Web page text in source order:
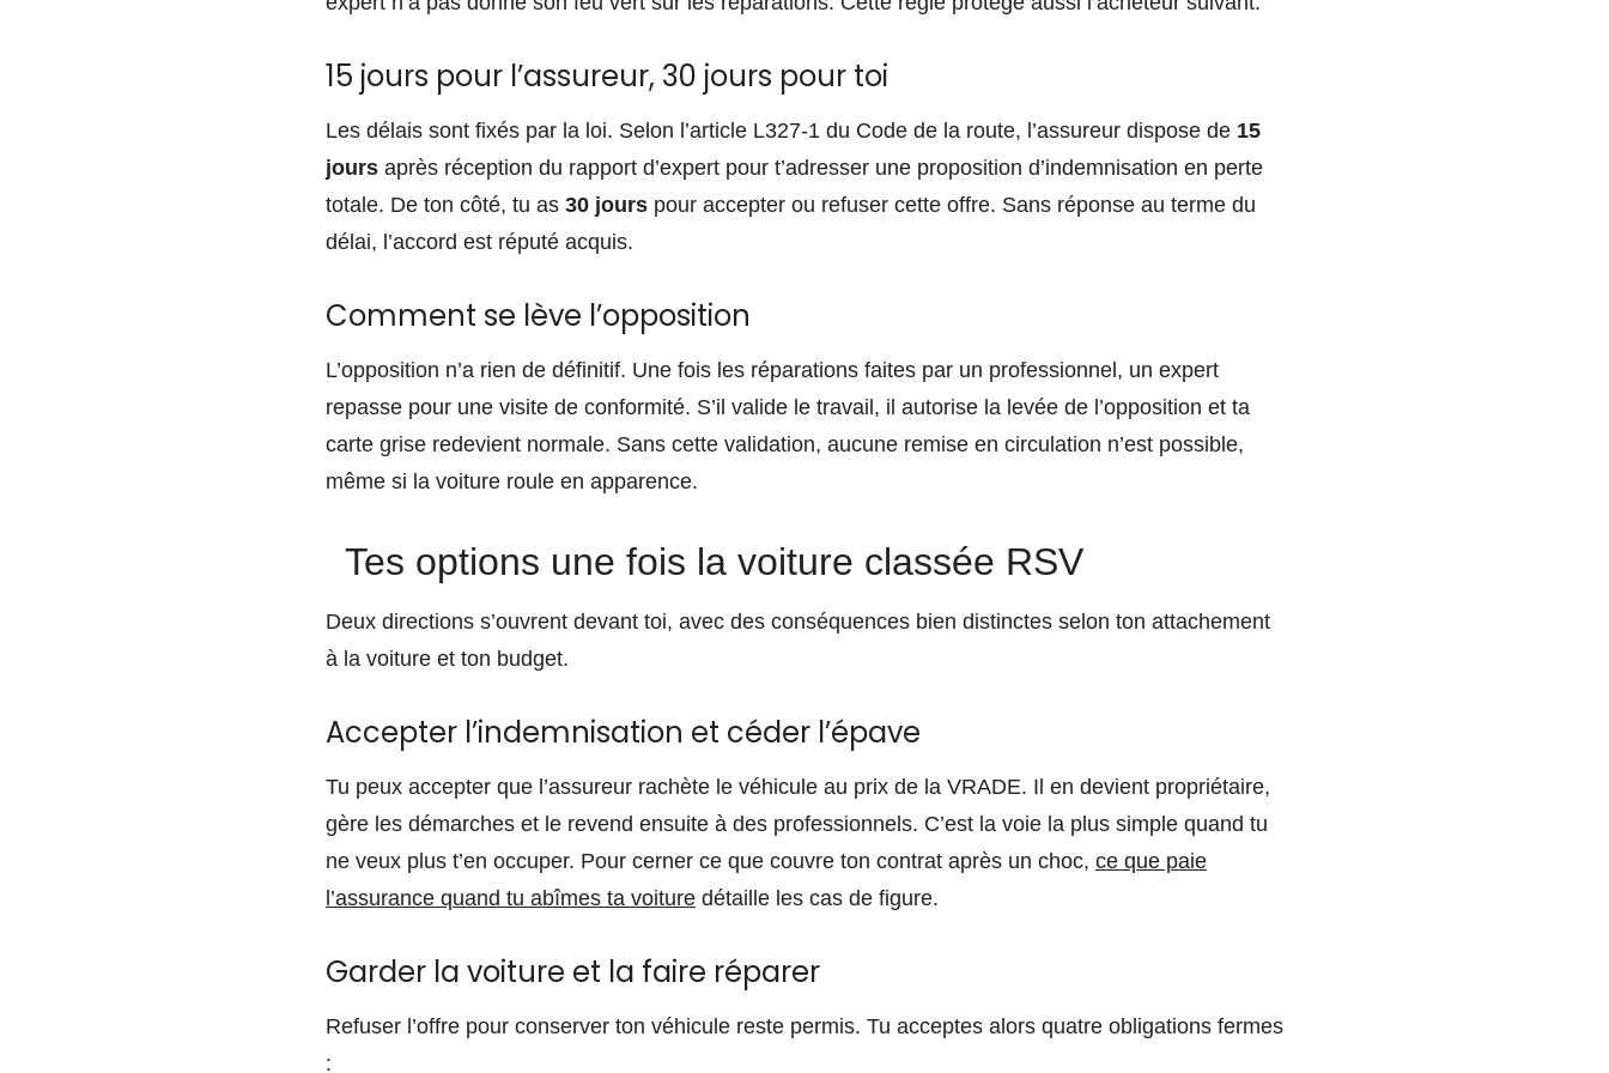
15 jours pour l’assureur, 30 jours pour toi
Les délais sont fixés par la loi. Selon l’article L327-1 du Code de la route, l’assureur dispose de 15
jours après réception du rapport d’expert pour t’adresser une proposition d’indemnisation en perte
totale. De ton côté, tu as 30 jours pour accepter ou refuser cette offre. Sans réponse au terme du
délai, l’accord est réputé acquis.
Comment se lève l’opposition
L’opposition n’a rien de définitif. Une fois les réparations faites par un professionnel, un expert
repasse pour une visite de conformité. S’il valide le travail, il autorise la levée de l’opposition et ta
carte grise redevient normale. Sans cette validation, aucune remise en circulation n’est possible,
même si la voiture roule en apparence.
Tes options une fois la voiture classée RSV
Deux directions s’ouvrent devant toi, avec des conséquences bien distinctes selon ton attachement
à la voiture et ton budget.
Accepter l’indemnisation et céder l’épave
Tu peux accepter que l’assureur rachète le véhicule au prix de la VRADE. Il en devient propriétaire,
gère les démarches et le revend ensuite à des professionnels. C’est la voie la plus simple quand tu
ne veux plus t’en occuper. Pour cerner ce que couvre ton contrat après un choc, ce que paie
l’assurance quand tu abîmes ta voiture détaille les cas de figure.
Garder la voiture et la faire réparer
Refuser l’offre pour conserver ton véhicule reste permis. Tu acceptes alors quatre obligations fermes
: